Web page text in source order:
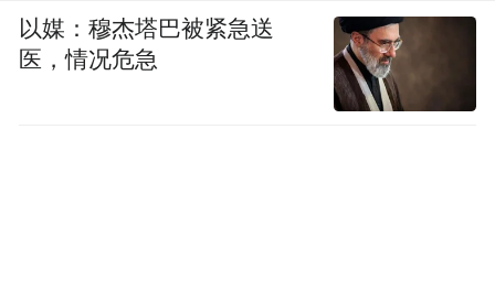
以媒：穆杰塔巴被紧急送
医，情况危急